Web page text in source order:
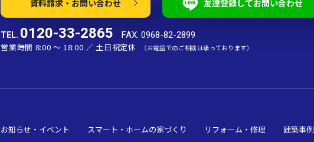
資料請求・お問い合わせ 友達登録してお問い合わせ
TEL. 0120-33-2865 FAX. 0968-82-2899
営業時間 8:00 〜 18:00 ／ 土日祝定休 （お電話でのご相談は承っております）
お知らせ・イベント スマート・ホームの家づくり リフォーム・修理 建築事例